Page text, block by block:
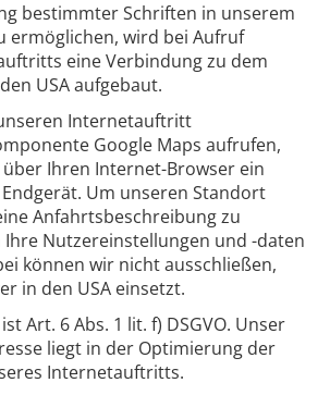
bestimmter Schriften in unserem
ermöglichen, wird bei Aufruf
eine Verbindung zu dem
USA aufgebaut.
Internetauftritt
Google Maps aufrufen,
Ihren Internet-Browser ein
Um unseren Standort
Anfahrtsbeschreibung zu
Nutzereinstellungen und -daten
können wir nicht ausschließen,
in den USA einsetzt.
Art. 6 Abs. 1 lit. f) DSGVO. Unser
liegt in der Optimierung der
Internetauftritts.